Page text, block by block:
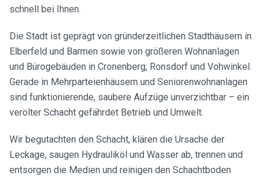
schnell bei Ihnen.
Die Stadt ist geprägt von gründerzeitlichen Stadthäusern in
Elberfeld und Barmen sowie von größeren Wohnanlagen
und Bürogebäuden in Cronenberg, Ronsdorf und Vohwinkel.
Gerade in Mehrparteienhäusern und Seniorenwohnanlagen
sind funktionierende, saubere Aufzüge unverzichtbar – ein
verölter Schacht gefährdet Betrieb und Umwelt.
Wir begutachten den Schacht, klären die Ursache der
Leckage, saugen Hydrauliköl und Wasser ab, trennen und
entsorgen die Medien und reinigen den Schachtboden